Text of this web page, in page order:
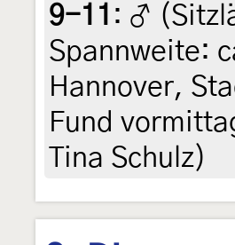
9-11 : ♂
Spannweite:
Hannover,
Fund
Tina Schulz)